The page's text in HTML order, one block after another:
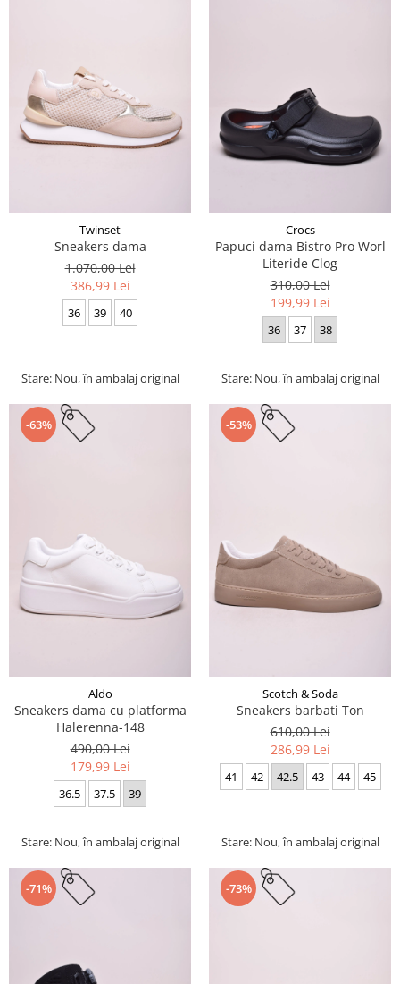
Twinset
Sneakers dama
1.070,00 Lei
386,99 Lei
36 39 40
Stare: Nou, în ambalaj original
Crocs
Papuci dama Bistro Pro Worl
Literide Clog
310,00 Lei
199,99 Lei
36 37 38
Stare: Nou, în ambalaj original
-63%
Aldo
Sneakers dama cu platforma
Halerenna-148
490,00 Lei
179,99 Lei
36.5 37.5 39
Stare: Nou, în ambalaj original
-53%
Scotch & Soda
Sneakers barbati Ton
610,00 Lei
286,99 Lei
41 42 42.5 43 44 45
Stare: Nou, în ambalaj original
-71% -73%